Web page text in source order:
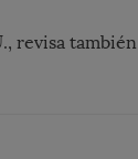
revisa